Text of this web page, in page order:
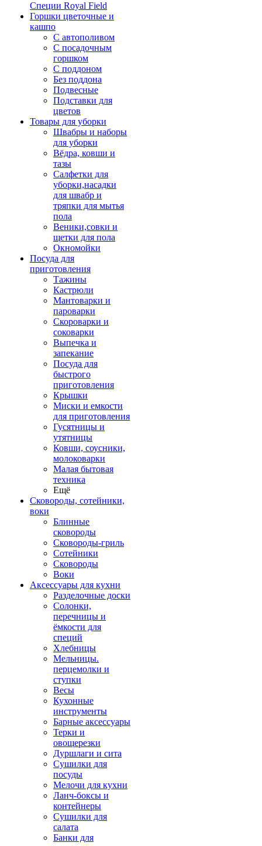
Специи Royal Field
Горшки цветочные и
кашпо
С автополивом
С посадочным
горшком
С поддоном
Без поддона
Подвесные
Подставки для
цветов
Товары для уборки
Швабры и наборы
для уборки
Вёдра, ковши и
тазы
Салфетки для
уборки,насадки
для швабр и
тряпки для мытья
пола
Веники,совки и
щетки для пола
Окномойки
Посуда для
приготовления
Тажины
Кастрюли
Мантоварки и
пароварки
Скороварки и
соковарки
Выпечка и
запекание
Посуда для
быстрого
приготовления
Крышки
Миски и емкости
для приготовления
Гусятницы и
утятницы
Ковши, соусники,
молоковарки
Малая бытовая
техника
Ещё
Сковороды, сотейники,
воки
Блинные
сковороды
Сковороды-гриль
Сотейники
Сковороды
Воки
Аксессуары для кухни
Разделочные доски
Солонки,
перечницы и
ёмкости для
специй
Хлебницы
Мельницы.
перцемолки и
ступки
Весы
Кухонные
инструменты
Барные аксессуары
Терки и
овощерезки
Дуршлаги и сита
Сушилки для
посуды
Мелочи для кухни
Ланч-боксы и
контейнеры
Сушилки для
салата
Банки для